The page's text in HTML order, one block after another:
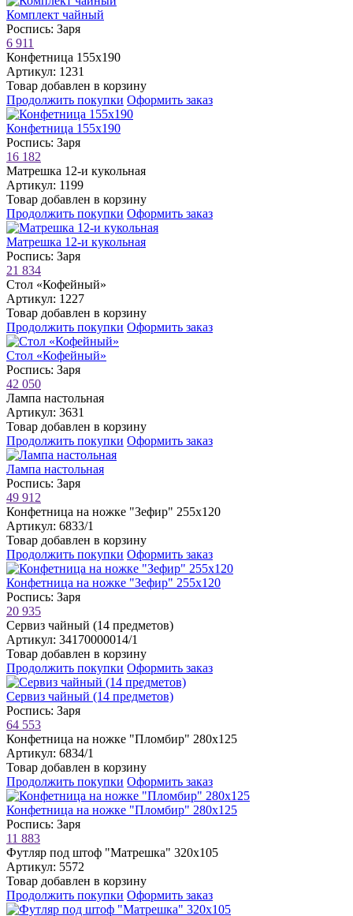
Комплект чайный
Роспись: Заря
6 911
Конфетница 155х190
Артикул: 1231
Товар добавлен в корзину
Продолжить покупки Оформить заказ
Конфетница 155х190
Роспись: Заря
16 182
Матрешка 12-и кукольная
Артикул: 1199
Товар добавлен в корзину
Продолжить покупки Оформить заказ
Матрешка 12-и кукольная
Роспись: Заря
21 834
Стол «Кофейный»
Артикул: 1227
Товар добавлен в корзину
Продолжить покупки Оформить заказ
Стол «Кофейный»
Роспись: Заря
42 050
Лампа настольная
Артикул: 3631
Товар добавлен в корзину
Продолжить покупки Оформить заказ
Лампа настольная
Роспись: Заря
49 912
Конфетница на ножке "Зефир" 255х120
Артикул: 6833/1
Товар добавлен в корзину
Продолжить покупки Оформить заказ
Конфетница на ножке "Зефир" 255х120
Роспись: Заря
20 935
Сервиз чайный (14 предметов)
Артикул: 34170000014/1
Товар добавлен в корзину
Продолжить покупки Оформить заказ
Сервиз чайный (14 предметов)
Роспись: Заря
64 553
Конфетница на ножке "Пломбир" 280х125
Артикул: 6834/1
Товар добавлен в корзину
Продолжить покупки Оформить заказ
Конфетница на ножке "Пломбир" 280х125
Роспись: Заря
11 883
Футляр под штоф "Матрешка" 320х105
Артикул: 5572
Товар добавлен в корзину
Продолжить покупки Оформить заказ